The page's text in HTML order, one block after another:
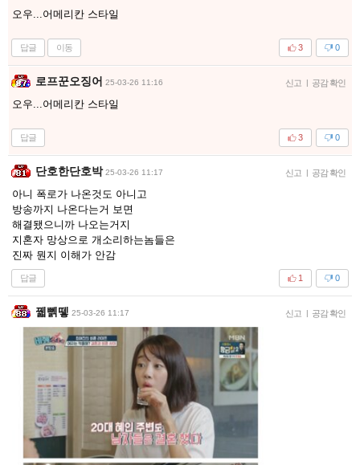
오우...어메리칸 스타일
답글 이동 0
3
로프꾼오징어 25-03-26 11:16 신고 | 공감 확인
오우...어메리칸 스타일
답글 0
3
단호한단호박 25-03-26 11:17 신고 | 공감 확인
아니 폭로가 나온것도 아니고
방송까지 나온다는거 보면
해결됐으니까 나오는거지
지혼자 망상으로 개소리하는놈들은
진짜 뭔지 이해가 안감
답글 0
1
꿻뻵뗗 25-03-26 11:17 신고 | 공감 확인